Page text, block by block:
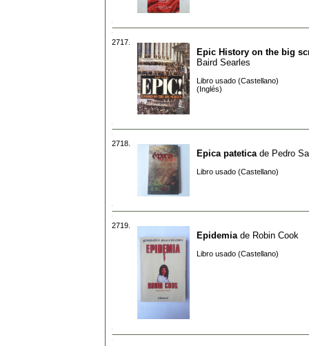
2717.
Epic History on the big
Baird Searles
Libro usado (Castellano)
(Inglés)
2718.
Epica patetica de Pedro
Libro usado (Castellano)
2719.
Epidemia de Robin Cook
Libro usado (Castellano)